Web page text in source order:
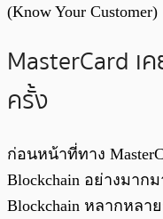
(Know Your Customer)
MasterCard
ครั้ง
ก่อนหน้าที่ทาง
Blockchain อย่างมาก
Blockchain หลากหลา